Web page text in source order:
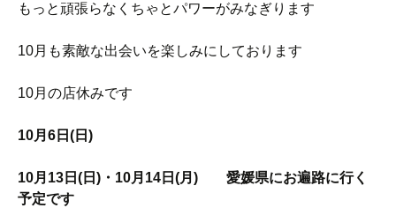
もっと頑張らなくちゃとパワーがみなぎります
10月も素敵な出会いを楽しみにしております
10月の店休みです
10月6日(日)
10月13日(日)・10月14日(月) 愛媛県にお遍路に行く
予定です